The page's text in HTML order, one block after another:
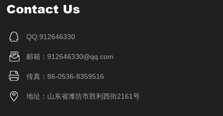
Contact Us
QQ:912646330
邮箱：912646330@qq.com
传真：86-0536-8359516
地址：山东省潍坊市胜利西街2161号